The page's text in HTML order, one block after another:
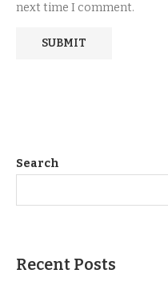
next time I comment.
Search
Recent Posts